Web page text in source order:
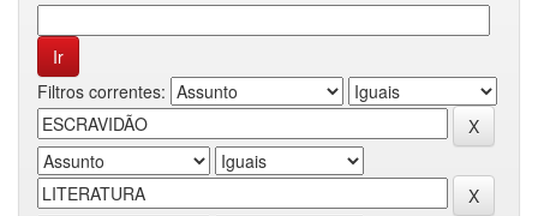
Filtros correntes: